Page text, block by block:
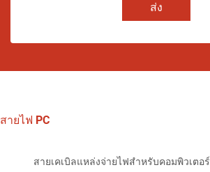
ส่ง
สายไฟ PC
สายเคเบิลแหล่งจ่ายไฟสำหรับคอมพิวเตอร์